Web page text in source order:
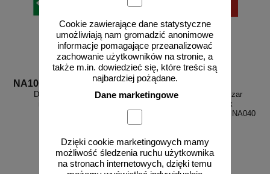
Cookie zawierające dane statystyczne
umożliwiają nam gromadzić anonimowe
informacje pomagające przeanalizować
zachowanie użytkowników na stronie, a
także m.in. dowiedzieć się, które treści są
najbardziej pożądane.
Dane marketingowe
Dzięki cookie marketingowych mamy
możliwość śledzenia ruchu użytkownika
na stronach internetowych, dzięki temu
NA100
Droga ewakuacji - znak
NA040
Wstęp wzbroniony. Obszar
niebezpieczny - znak
ostrzegający, informujący - NA040